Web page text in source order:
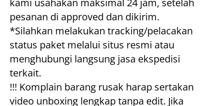
pesanan di approved dan dikirim.
*Silahkan melakukan tracking/pelacakan
status paket melalui situs resmi atau
menghubungi langsung jasa ekspedisi
terkait.
!!! Komplain barang rusak harap sertakan
video unboxing lengkap tanpa edit. Jika